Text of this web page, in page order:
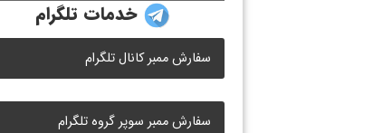
خدمات تلگرام
سفارش ممبر کانال تلگرام
سفارش ممبر سوپر گروه تلگرام